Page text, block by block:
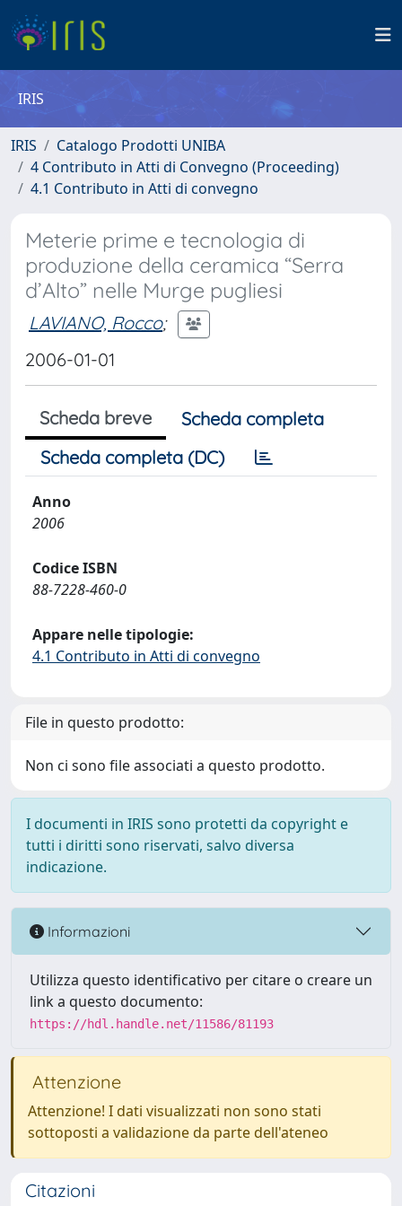
IRIS
IRIS
Catalogo Prodotti UNIBA
4 Contributo in Atti di Convegno (Proceeding)
4.1 Contributo in Atti di convegno
Meterie prime e tecnologia di
produzione della ceramica “Serra
d’Alto” nelle Murge pugliesi
LAVIANO, Rocco;
2006-01-01
Scheda breve
Scheda completa
Scheda completa (DC)
Anno
2006
Codice ISBN
88-7228-460-0
Appare nelle tipologie:
4.1 Contributo in Atti di convegno
File in questo prodotto:
Non ci sono file associati a questo prodotto.
I documenti in IRIS sono protetti da copyright e
tutti i diritti sono riservati, salvo diversa
indicazione.
Informazioni
Utilizza questo identificativo per citare o creare un
link a questo documento:
https://hdl.handle.net/11586/81193
Attenzione
Attenzione! I dati visualizzati non sono stati
sottoposti a validazione da parte dell'ateneo
Citazioni